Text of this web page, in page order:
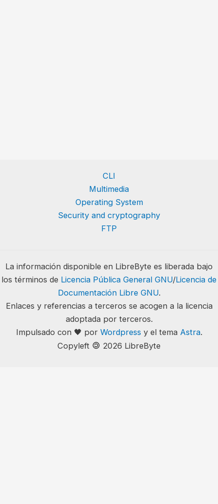
CLI
Multimedia
Operating System
Security and cryptography
FTP
La información disponible en LibreByte es liberada bajo
los términos de Licencia Pública General GNU/Licencia de
Documentación Libre GNU.
Enlaces y referencias a terceros se acogen a la licencia
adoptada por terceros.
Impulsado con 🖤 por Wordpress y el tema Astra.
Copyleft 🄯 2026 LibreByte